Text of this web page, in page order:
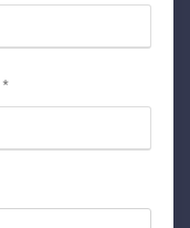
*